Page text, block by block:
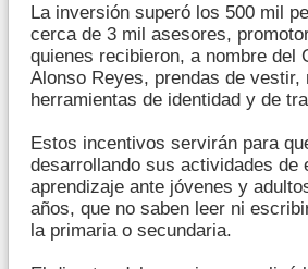
La inversión superó los 500 mil
cerca de 3 mil asesores,
quienes recibieron, a nombre del
Alonso Reyes, prendas de vestir,
herramientas de identidad y de
Estos incentivos servirán para
desarrollando sus actividades de
aprendizaje ante jóvenes y
años, que no saben leer ni
la primaria o secundaria.